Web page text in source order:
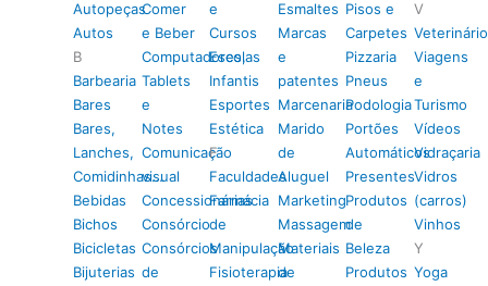
Autopeças
Autos
B
Barbearia
Bares
Bares,
Lanches,
Comidinhas…
Bebidas
Bichos
Bicicletas
Bijuterias
Comer
e Beber
Computadores,
Tablets
e
Notes
Comunicação
visual
Concessionárias
Consórcio
Consórcios
de
e
Cursos
Escolas
Infantis
Esportes
Estética
F
Faculdades
Farmácia
de
Manipulação
Fisioterapia
Esmaltes
Marcas
e
patentes
Marcenaria
Marido
de
Aluguel
Marketing
Massagem
Materiais
de
Pisos e
Carpetes
Pizzaria
Pneus
Podologia
Portões
Automáticos
Presentes
Produtos
de
Beleza
Produtos
V
Veterinário
Viagens
e
Turismo
Vídeos
Vidraçaria
Vidros
(carros)
Vinhos
Y
Yoga